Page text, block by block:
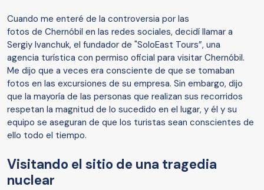
Cuando me enteré de la controversia por las
fotos de Chernóbil en las redes sociales, decidí llamar a
Sergiy Ivanchuk, el fundador de "SoloEast Tours”, una
agencia turística con permiso oficial para visitar Chernóbil.
Me dijo que a veces era consciente de que se tomaban
fotos en las excursiones de su empresa. Sin embargo, dijo
que la mayoría de las personas que realizan sus recorridos
respetan la magnitud de lo sucedido en el lugar, y él y su
equipo se aseguran de que los turistas sean conscientes de
ello todo el tiempo.
Visitando el sitio de una tragedia
nuclear